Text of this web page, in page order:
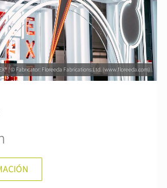
| © Fabricator: Floreeda Fabrications Ltd. (www.floreeda.com)